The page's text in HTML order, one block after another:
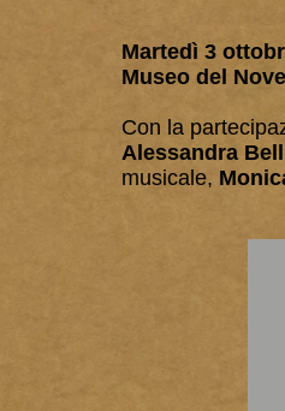
Martedì 3
Museo del
Con la
Alessandra
musicale,